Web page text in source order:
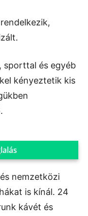
sporttal és egyéb
kényeztetik kis
nemzetközi
is kínál. 24
kávét és